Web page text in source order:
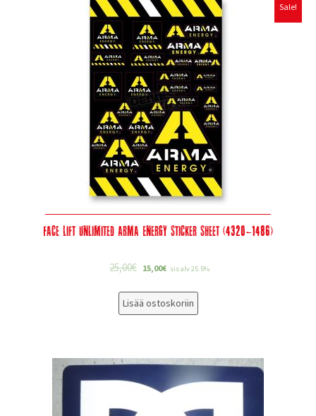
Sale!
Face Lift Unlimited Arma Energy Sticker Sheet (4320-1486)
25,00€ 15,00€ sis alv 25.5%
Lisää ostoskoriin